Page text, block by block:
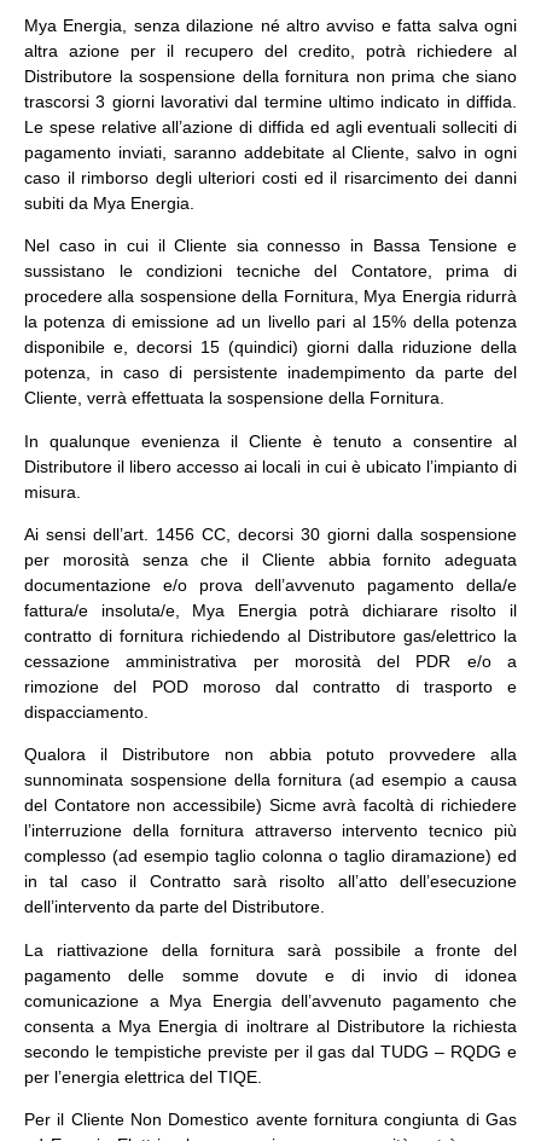
Mya Energia, senza dilazione né altro avviso e fatta salva ogni
altra azione per il recupero del credito, potrà richiedere al
Distributore la sospensione della fornitura non prima che siano
trascorsi 3 giorni lavorativi dal termine ultimo indicato in diffida.
Le spese relative all’azione di diffida ed agli eventuali solleciti di
pagamento inviati, saranno addebitate al Cliente, salvo in ogni
caso il rimborso degli ulteriori costi ed il risarcimento dei danni
subiti da Mya Energia.
Nel caso in cui il Cliente sia connesso in Bassa Tensione e
sussistano le condizioni tecniche del Contatore, prima di
procedere alla sospensione della Fornitura, Mya Energia ridurrà
la potenza di emissione ad un livello pari al 15% della potenza
disponibile e, decorsi 15 (quindici) giorni dalla riduzione della
potenza, in caso di persistente inadempimento da parte del
Cliente, verrà effettuata la sospensione della Fornitura.
In qualunque evenienza il Cliente è tenuto a consentire al
Distributore il libero accesso ai locali in cui è ubicato l’impianto di
misura.
Ai sensi dell’art. 1456 CC, decorsi 30 giorni dalla sospensione
per morosità senza che il Cliente abbia fornito adeguata
documentazione e/o prova dell’avvenuto pagamento della/e
fattura/e insoluta/e, Mya Energia potrà dichiarare risolto il
contratto di fornitura richiedendo al Distributore gas/elettrico la
cessazione amministrativa per morosità del PDR e/o a
rimozione del POD moroso dal contratto di trasporto e
dispacciamento.
Qualora il Distributore non abbia potuto provvedere alla
sunnominata sospensione della fornitura (ad esempio a causa
del Contatore non accessibile) Sicme avrà facoltà di richiedere
l’interruzione della fornitura attraverso intervento tecnico più
complesso (ad esempio taglio colonna o taglio diramazione) ed
in tal caso il Contratto sarà risolto all’atto dell’esecuzione
dell’intervento da parte del Distributore.
La riattivazione della fornitura sarà possibile a fronte del
pagamento delle somme dovute e di invio di idonea
comunicazione a Mya Energia dell’avvenuto pagamento che
consenta a Mya Energia di inoltrare al Distributore la richiesta
secondo le tempistiche previste per il gas dal TUDG – RQDG e
per l’energia elettrica del TIQE.
Per il Cliente Non Domestico avente fornitura congiunta di Gas